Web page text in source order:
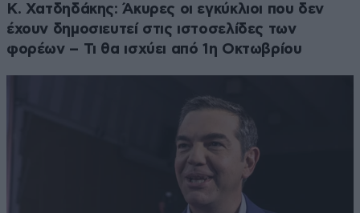
Κ. Χατδηδάκης: Άκυρες οι εγκύκλιοι που δεν
έχουν δημοσιευτεί στις ιστοσελίδες των
φορέων – Τι θα ισχύει από 1η Οκτωβρίου